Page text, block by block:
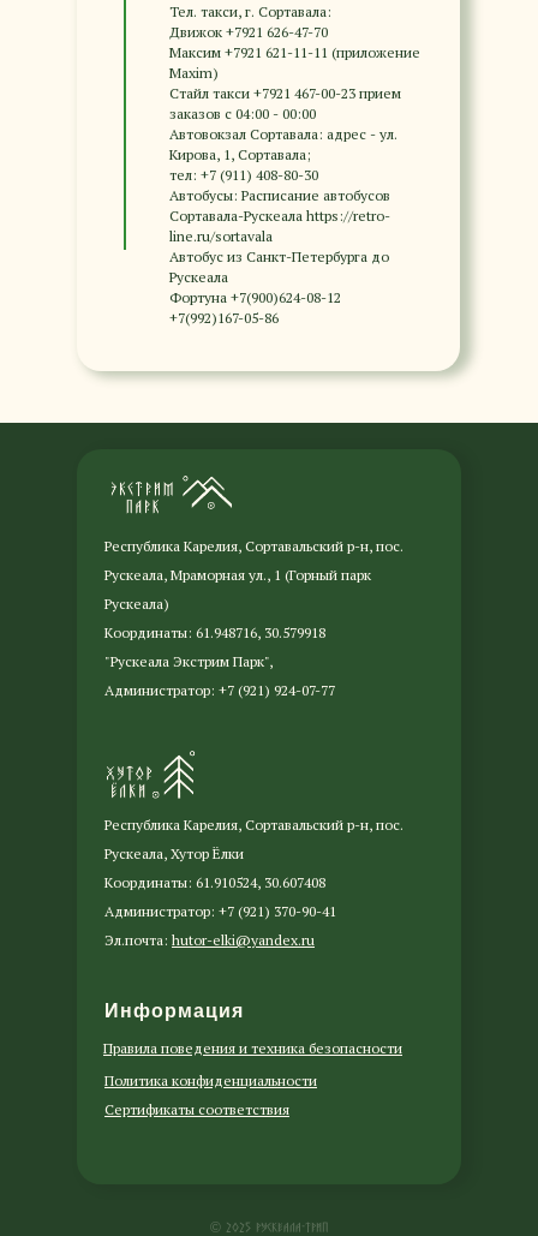
Тел. такси, г. Сортавала:
Движок +7921 626-47-70
Максим +7921 621-11-11 (приложение
Maxim)
Стайл такси +7921 467-00-23 прием
заказов с 04:00 - 00:00
Автовокзал Сортавала: адрес - ул.
Кирова, 1, Сортавала;
тел: +7 (911) 408-80-30
Автобусы: Расписание автобусов
Сортавала-Рускеала https://retro-
line.ru/sortavala
Автобус из Санкт-Петербурга до
Рускеала
Фортуна +7(900)624-08-12
+7(992)167-05-86
Республика Карелия, Сортавальский р-н, пос.
Рускеала, Мраморная ул., 1 (Горный парк
Рускеала)
Координаты: 61.948716, 30.579918
"Рускеала Экстрим Парк",
Администратор: +7 (921) 924-07-77
Республика Карелия, Сортавальский р-н, пос.
Рускеала, Хутор Ёлки
Координаты: 61.910524, 30.607408
Администратор: +7 (921) 370-90-41
Эл.почта: hutor-elki@yandex.ru
Информация
Сертификаты соответствия
Политика конфиденциальности
Правила поведения и техника безопасности
© 2025 РУСКЕАЛА-ТРИП